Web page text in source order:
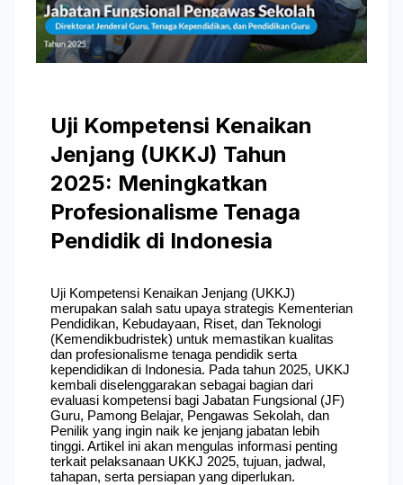
Uji Kompetensi Kenaikan
Jenjang (UKKJ) Tahun
2025: Meningkatkan
Profesionalisme Tenaga
Pendidik di Indonesia
Uji Kompetensi Kenaikan Jenjang (UKKJ)
merupakan salah satu upaya strategis Kementerian
Pendidikan, Kebudayaan, Riset, dan Teknologi
(Kemendikbudristek) untuk memastikan kualitas
dan profesionalisme tenaga pendidik serta
kependidikan di Indonesia. Pada tahun 2025, UKKJ
kembali diselenggarakan sebagai bagian dari
evaluasi kompetensi bagi Jabatan Fungsional (JF)
Guru, Pamong Belajar, Pengawas Sekolah, dan
Penilik yang ingin naik ke jenjang jabatan lebih
tinggi. Artikel ini akan mengulas informasi penting
terkait pelaksanaan UKKJ 2025, tujuan, jadwal,
tahapan, serta persiapan yang diperlukan.